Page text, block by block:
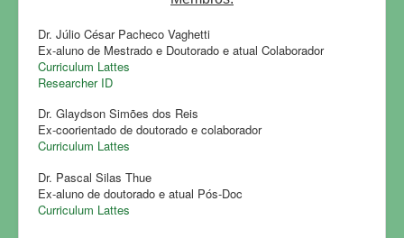
Dr. Júlio César Pacheco Vaghetti
Ex-aluno de Mestrado e Doutorado e atual Colaborador
Curriculum Lattes
Researcher ID
Dr. Glaydson Simões dos Reis
Ex-coorientado de doutorado e colaborador
Curriculum Lattes
Dr. Pascal Silas Thue
Ex-aluno de doutorado e atual Pós-Doc
Curriculum Lattes